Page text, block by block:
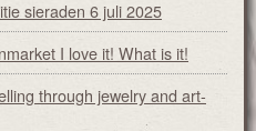
sieraden 6 juli 2025
I love it! What is it!
through jewelry and art-